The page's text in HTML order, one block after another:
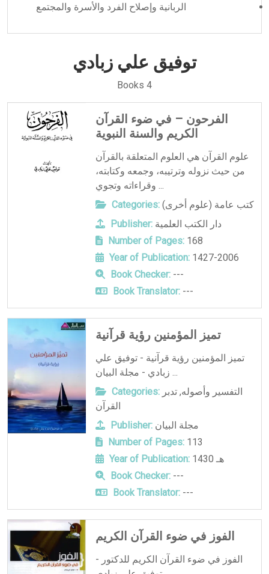
الربانية وإصلاح الفرد والأسرة والمجتمع
توفيق علي زبادي
Books 4
الفرحون – في ضوء القرآن
الكريم والسنة النبوية
علوم القرآن هي العلوم المتعلقة بالقرآن
من حيث نزوله وترتيبه، وجمعه وكتابته،
وقراءاته وتجوي ...
Categories: كتب عامة (علوم أخرى)
Publisher: دار الكتب العلمية
Number of Pages:168
Year of Publication:1427-2006
Book Checker:---
Book Translator:---
تميز المؤمنين رؤية قرآنية
تميز المؤمنين رؤية قرآنية - توفيق علي
زبادي - مجلة البيان ...
Categories:
التفسير وأصوله,تدبر
القرآن
Publisher: مجلة البيان
Number of Pages:113
Year of Publication:
1430 هـ
Book Checker:---
Book Translator:---
الفوز في ضوء القرآن الكريم
الفوز في ضوء القرآن الكريم للدكتور -